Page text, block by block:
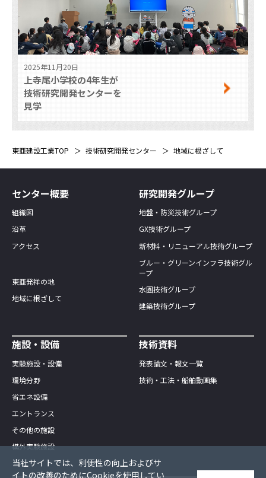
2025年11月20日
上寺尾小学校の4年生が
技術研究開発センターを
見学
東亜建設工業TOP 技術研究開発センター 地域に根ざして
センター概要
組織図
沿革
アクセス
東亜発祥の地
地域に根ざして
研究開発グループ
地盤・防災技術グループ
GX技術グループ
新材料・リニューアル技術グループ
ブルー・グリーンインフラ技術グル
ープ
水圏技術グループ
建築技術グループ
施設・設備
実験施設・設備
環境分野
省エネ設備
エントランス
その他の施設
構外実験施設
技術資料
発表論文・報文一覧
技術・工法・船舶動画集
当社サイトでは、利便性の向上およびサ
イトの改善のためにCookieを使用してい